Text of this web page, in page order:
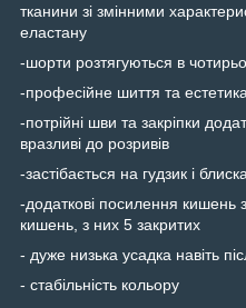
тканини зі змінними
еластану
-шорти розтягуються в
-професійне шиття та
-потрійні шви та закріпки
вразливі до розривів
-застібається на гудзик і
-додаткові посилення кишень
кишень, з них 5 закритих
- дуже низька усадка навіть
- стабільність кольору